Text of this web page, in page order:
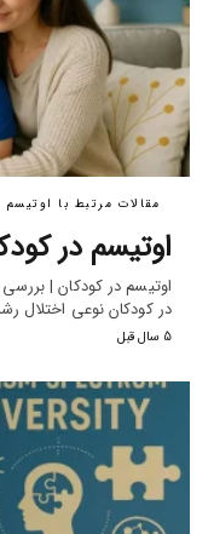
مقالات مرتبط با اوتیسم
اوتیسم در
اوتیسم در کودکان |
در کودکان نوعی اختلال
5 سال قبل